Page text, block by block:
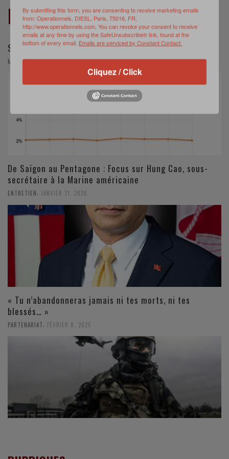
RELATED POSTS
Strengthening the Factory, the « New Weapon »
MURIELLE DELAPORTE, AVRIL 15, 2026
De Saïgon au Pentagone : Focus sur Hung Cao, sous-
secrétaire à la Marine américaine
ENTRETIEN JANVIER 21, 2026
« Tu n’abandonneras jamais ni tes morts, ni tes
blessés… »
PARTENARIAT FÉVRIER 8, 2025
By submitting this form, you are consenting to receive marketing emails
from: Operationnels, DIESL, Paris, 75016, FR,
http://www.operationnels.com. You can revoke your consent to receive
emails at any time by using the SafeUnsubscribe® link, found at the
bottom of every email. Emails are serviced by Constant Contact.
Cliquez / Click